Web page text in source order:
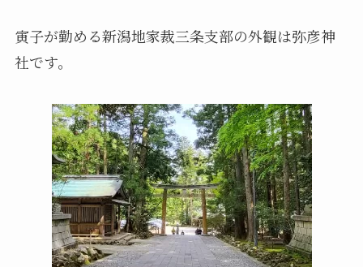
寅子が勤める新潟地家裁三条支部の外観は弥彦神
社です。